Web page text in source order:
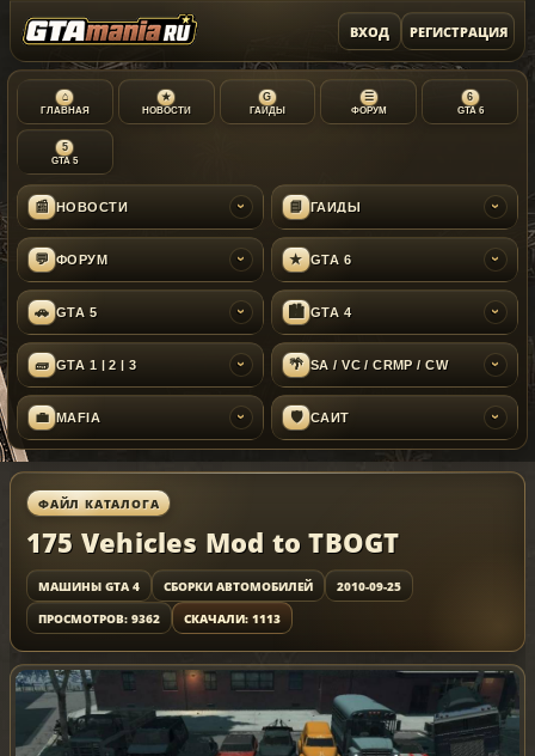
ВХОД РЕГИСТРАЦИЯ
⌂
ГЛАВНАЯ
★
НОВОСТИ
G
ГАЙДЫ
☰
ФОРУМ
6
GTA 6
5
GTA 5
📰 НОВОСТИ › 📘 ГАЙДЫ ›
💬 ФОРУМ › ★ GTA 6 ›
🚗 GTA 5 › 🏙 GTA 4 ›
🧱 GTA 1 | 2 | 3 › 🌴 SA / VC / CRMP / CW ›
💼 MAFIA › 🛡 САЙТ ›
ФАЙЛ КАТАЛОГА
175 Vehicles Mod to TBOGT
МАШИНЫ GTA 4 СБОРКИ АВТОМОБИЛЕЙ
2010-09-25
ПРОСМОТРОВ: 9362
СКАЧАЛИ: 1113